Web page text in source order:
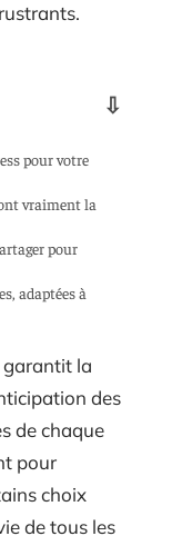
pour votre
vraiment la
pour
adaptées à
la
des
de chaque
pour
choix
de tous les